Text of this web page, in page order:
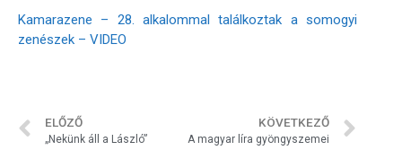
Kamarazene – 28. alkalommal találkoztak a somogyi
zenészek – VIDEO
ELŐZŐ
„Nekünk áll a László”
KÖVETKEZŐ
A magyar líra gyöngyszemei